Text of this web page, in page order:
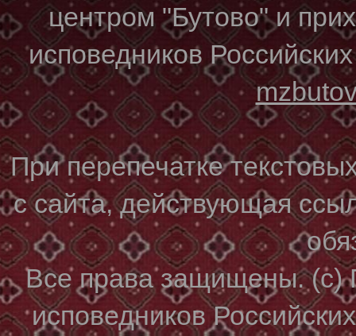
центром "Бутово" и
исповедников
При перепечатке
с сайта, действующая
Все права защищены. (с)
исповедников